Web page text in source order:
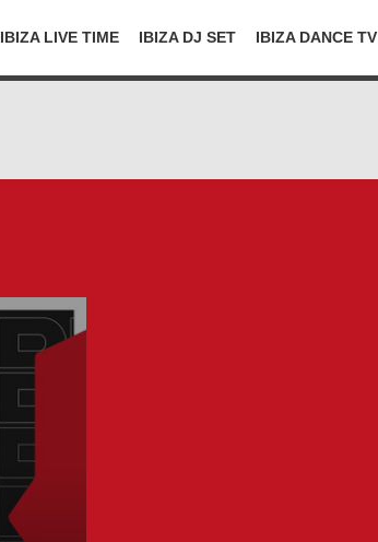
IBIZA LIVE TIME IBIZA DJ SET IBIZA DANCE TV